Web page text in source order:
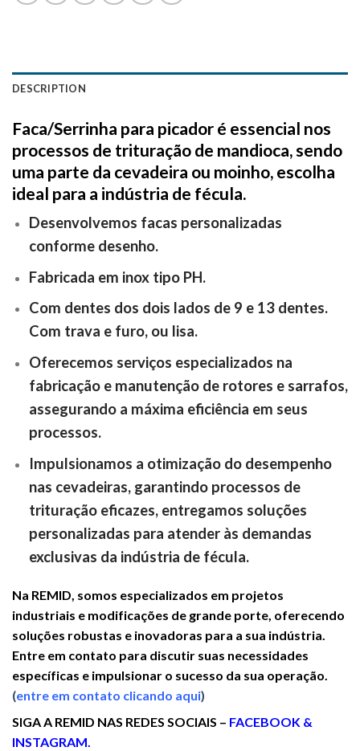
DESCRIPTION
Faca/Serrinha para picador é essencial nos
processos de trituração de mandioca, sendo
uma parte da cevadeira ou moinho, escolha
ideal para a indústria de fécula.
Desenvolvemos facas personalizadas
conforme desenho.
Fabricada em inox tipo PH.
Com dentes dos dois lados de 9 e 13 dentes.
Com trava e furo, ou lisa.
Oferecemos serviços especializados na
fabricação e manutenção de rotores e sarrafos,
assegurando a máxima eficiência em seus
processos.
Impulsionamos a otimização do desempenho
nas cevadeiras, garantindo processos de
trituração eficazes, entregamos soluções
personalizadas para atender às demandas
exclusivas da indústria de fécula.
Na REMID, somos especializados em projetos
industriais e modificações de grande porte, oferecendo
soluções robustas e inovadoras para a sua indústria.
Entre em contato para discutir suas necessidades
específicas e impulsionar o sucesso da sua operação.
(entre em contato clicando aqui)
SIGA A REMID NAS REDES SOCIAIS – FACEBOOK &
INSTAGRAM.